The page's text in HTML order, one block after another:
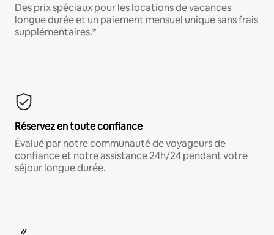
Des prix spéciaux pour les locations de vacances
longue durée et un paiement mensuel unique sans frais
supplémentaires.*
Réservez en toute confiance
Évalué par notre communauté de voyageurs de
confiance et notre assistance 24h/24 pendant votre
séjour longue durée.